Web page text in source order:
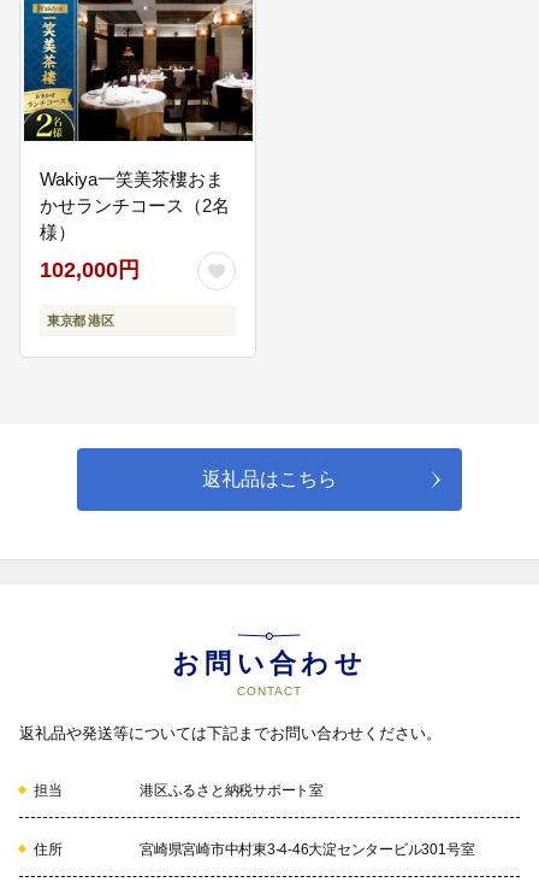
・生物多様性推進事業　等
05
「子育て・教育分野」
・高校生世代の居場所づくり／小学校給食食材費管理／中学校給
食食材費管理／文化財の指定・登録等事業　等
「街づくり分野」
「成熟した「国際都市・港区」へ」
Wakiya一笑美茶樓おま
かせランチコース（2名
様）
102,000円
東京都 港区
返礼品はこちら
お問い合わせ
CONTACT
返礼品や発送等については下記までお問い合わせください。
担当 港区ふるさと納税サポート室
住所 宮崎県宮崎市中村東3-4-46大淀センタービル301号室